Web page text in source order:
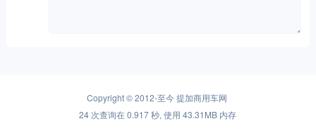
Copyright © 2012-至今提加商用车网
24 次查询在 0.917 秒, 使用 43.31MB 内存